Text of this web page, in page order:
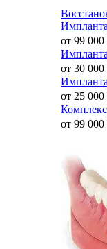
от 99 000
от 30 000
от 25 000
от 99 000